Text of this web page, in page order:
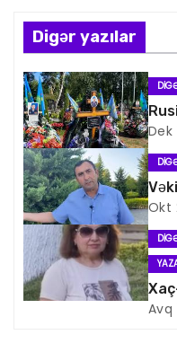
n
a
v
i
q
a
s
i
Digər yazılar
Dek
Okt
Avq